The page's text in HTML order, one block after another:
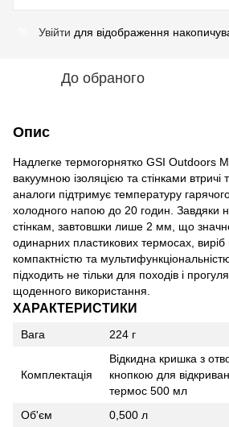
Увійти для відображення
До обраного
Опис
Надлегке термогорнятко GSI Outdoors
вакуумною ізоляцією та стінками втричі
аналоги підтримує температуру
холодного напою до 20 годин. Завдяки
стінкам, завтовшки лише 2 мм, що
одинарних пластикових термосах,
компактністю та
підходить не тільки для походів і
щоденного використання.
ХАРАКТЕРИСТИКИ
Вага 224 г
Комплектація
Відкидна кришка з
кнопкою для
термос 500 мл
Об'єм
0,500 л